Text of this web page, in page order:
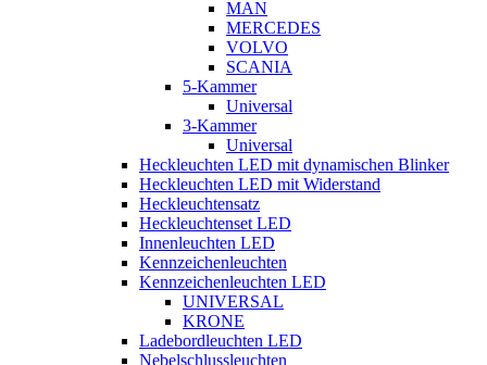
MAN
MERCEDES
VOLVO
SCANIA
5-Kammer
Universal
3-Kammer
Universal
Heckleuchten LED mit dynamischen Blinker
Heckleuchten LED mit Widerstand
Heckleuchtensatz
Heckleuchtenset LED
Innenleuchten LED
Kennzeichenleuchten
Kennzeichenleuchten LED
UNIVERSAL
KRONE
Ladebordleuchten LED
Nebelschlussleuchten